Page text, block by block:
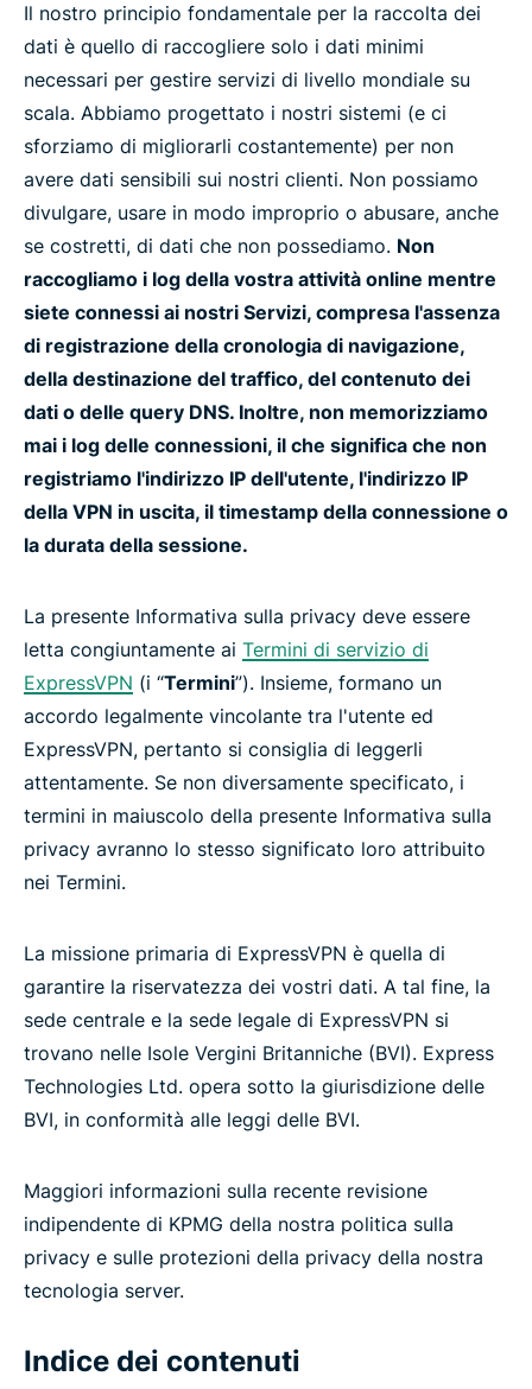
Il nostro principio fondamentale per la raccolta dei
dati è quello di raccogliere solo i dati minimi
necessari per gestire servizi di livello mondiale su
scala. Abbiamo progettato i nostri sistemi (e ci
sforziamo di migliorarli costantemente) per non
avere dati sensibili sui nostri clienti. Non possiamo
divulgare, usare in modo improprio o abusare, anche
se costretti, di dati che non possediamo. Non
raccogliamo i log della vostra attività online mentre
siete connessi ai nostri Servizi, compresa l'assenza
di registrazione della cronologia di navigazione,
della destinazione del traffico, del contenuto dei
dati o delle query DNS. Inoltre, non memorizziamo
mai i log delle connessioni, il che significa che non
registriamo l'indirizzo IP dell'utente, l'indirizzo IP
della VPN in uscita, il timestamp della connessione o
la durata della sessione.
La presente Informativa sulla privacy deve essere
letta congiuntamente ai Termini di servizio di
ExpressVPN (i “Termini”). Insieme, formano un
accordo legalmente vincolante tra l'utente ed
ExpressVPN, pertanto si consiglia di leggerli
attentamente. Se non diversamente specificato, i
termini in maiuscolo della presente Informativa sulla
privacy avranno lo stesso significato loro attribuito
nei Termini.
La missione primaria di ExpressVPN è quella di
garantire la riservatezza dei vostri dati. A tal fine, la
sede centrale e la sede legale di ExpressVPN si
trovano nelle Isole Vergini Britanniche (BVI). Express
Technologies Ltd. opera sotto la giurisdizione delle
BVI, in conformità alle leggi delle BVI.
Maggiori informazioni sulla recente revisione
indipendente di KPMG della nostra politica sulla
privacy e sulle protezioni della privacy della nostra
tecnologia server.
Indice dei contenuti